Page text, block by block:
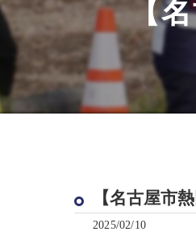
【
【名古屋市
2025/02/10